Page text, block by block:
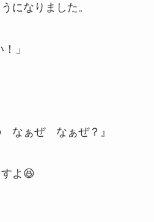
になりました。
」
なぁぜ なぁぜ？』
よ😆